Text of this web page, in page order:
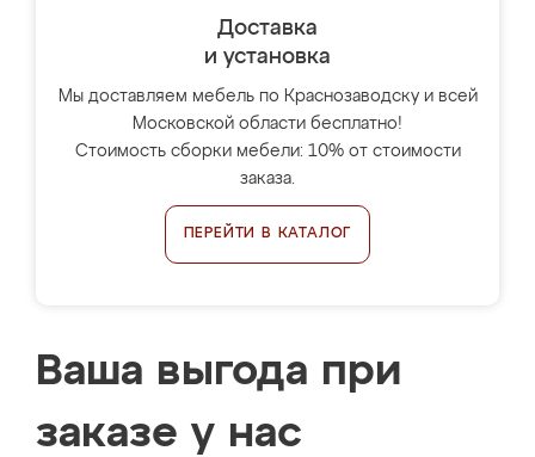
Доставка
и установка
Мы доставляем мебель по Краснозаводску и всей
Московской области бесплатно!
Стоимость сборки мебели: 10% от стоимости
заказа.
ПЕРЕЙТИ В КАТАЛОГ
Ваша выгода при
заказе у нас